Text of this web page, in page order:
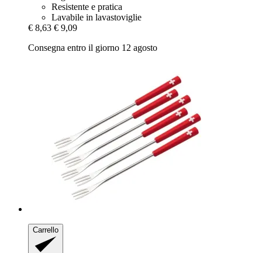
Resistente e pratica
Lavabile in lavastoviglie
€ 8,63 € 9,09
Consegna entro il giorno 12 agosto
Carrello